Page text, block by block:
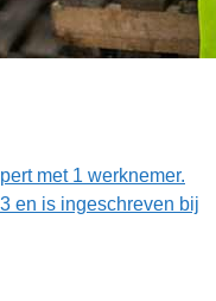
met 1 werknemer.
en is ingeschreven bij